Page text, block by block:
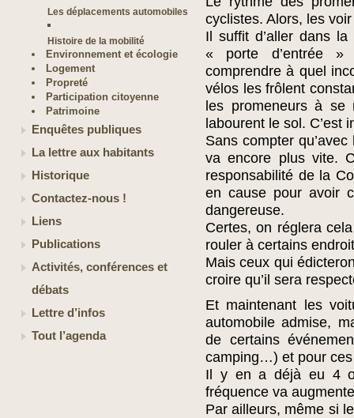
Les déplacements automobiles
Histoire de la mobilité
Environnement et écologie
Logement
Propreté
Participation citoyenne
Patrimoine
Enquêtes publiques
La lettre aux habitants
Historique
Contactez-nous !
Liens
Publications
Activités, conférences et
débats
Lettre d’infos
Tout l’agenda
cyclistes. Alors, les
Il suffit d’aller dans
« porte d’entrée »
comprendre à quel
vélos les frôlent
les promeneurs à
labourent le sol. C’est
Sans compter
va encore plus vite.
responsabilité de la
en cause pour avoir
dangereuse.
Certes, on réglera
rouler à certains
Mais ceux qui
croire qu’il sera
Et maintenant les
automobile admise,
de certains
camping…) et pour
Il y en a déjà eu 4
fréquence va
Par ailleurs, même si